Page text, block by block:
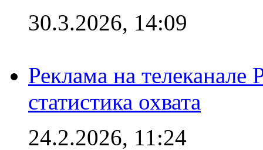
30.3.2026, 14:09
Реклама на
статистика охвата
24.2.2026, 11:24